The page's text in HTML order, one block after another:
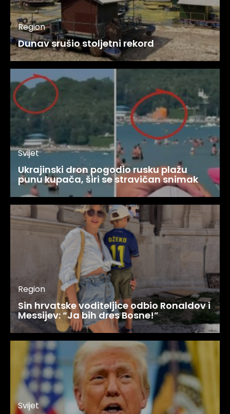
Region
Dunav srušio stoljetni rekord
Svijet
Ukrajinski dron pogodio rusku plažu
punu kupača, širi se stravičan snimak
Region
Sin hrvatske voditeljice odbio Ronaldov i
Messijev: “Ja bih dres Bosne!”
Svijet